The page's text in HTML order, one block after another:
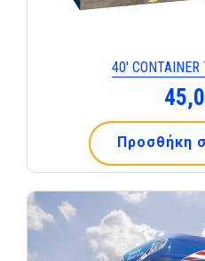
40′
Προσθήκη